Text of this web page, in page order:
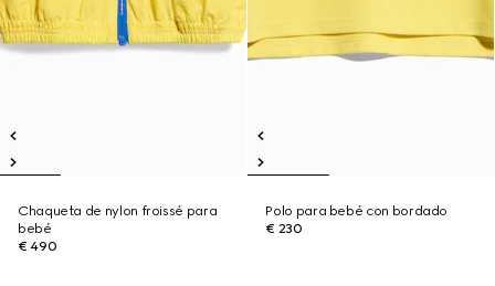
Chaqueta de nylon froissé para
bebé
€ 490
Polo para bebé con bordado
€ 230